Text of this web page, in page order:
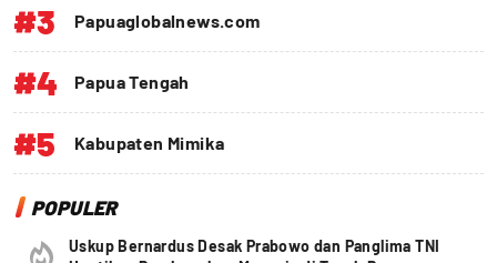
#3 Papuaglobalnews.com
#4 Papua Tengah
#5 Kabupaten Mimika
POPULER
Uskup Bernardus Desak Prabowo dan Panglima TNI